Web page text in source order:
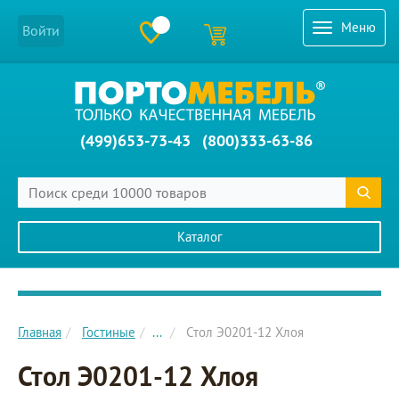
Меню
Войти
(499)653-73-43 (800)333-63-86
Каталог
Главное меню сайта
Главная Гостиные ... Стол Э0201-12 Хлоя
Стол Э0201-12 Хлоя